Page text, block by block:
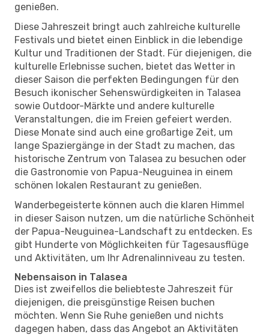
genießen.
Diese Jahreszeit bringt auch zahlreiche kulturelle
Festivals und bietet einen Einblick in die lebendige
Kultur und Traditionen der Stadt. Für diejenigen, die
kulturelle Erlebnisse suchen, bietet das Wetter in
dieser Saison die perfekten Bedingungen für den
Besuch ikonischer Sehenswürdigkeiten in Talasea
sowie Outdoor-Märkte und andere kulturelle
Veranstaltungen, die im Freien gefeiert werden.
Diese Monate sind auch eine großartige Zeit, um
lange Spaziergänge in der Stadt zu machen, das
historische Zentrum von Talasea zu besuchen oder
die Gastronomie von Papua-Neuguinea in einem
schönen lokalen Restaurant zu genießen.
Wanderbegeisterte können auch die klaren Himmel
in dieser Saison nutzen, um die natürliche Schönheit
der Papua-Neuguinea-Landschaft zu entdecken. Es
gibt Hunderte von Möglichkeiten für Tagesausflüge
und Aktivitäten, um Ihr Adrenalinniveau zu testen.
Nebensaison in Talasea
Dies ist zweifellos die beliebteste Jahreszeit für
diejenigen, die preisgünstige Reisen buchen
möchten. Wenn Sie Ruhe genießen und nichts
dagegen haben, dass das Angebot an Aktivitäten